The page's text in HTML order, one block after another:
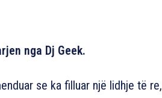
nga Dj Geek.
se ka filluar një lidhje të re,